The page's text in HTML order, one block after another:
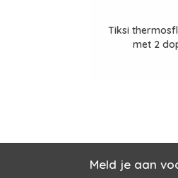
Tiksi
met 2
Meld je aan